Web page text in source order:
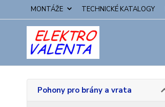
MONTÁŽE TECHNICKÉ KATALOGY
Pohony pro brány a vrata